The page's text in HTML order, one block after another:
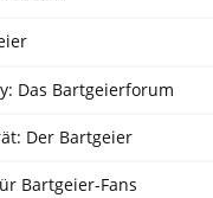
Das Bartgeierforum
Der Bartgeier
Bartgeier-Fans